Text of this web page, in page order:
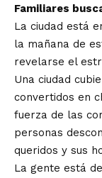
Familiares
La ciudad está
la mañana de
revelarse el
Una ciudad
convertidos en
fuerza de las
personas
queridos y sus
La gente está